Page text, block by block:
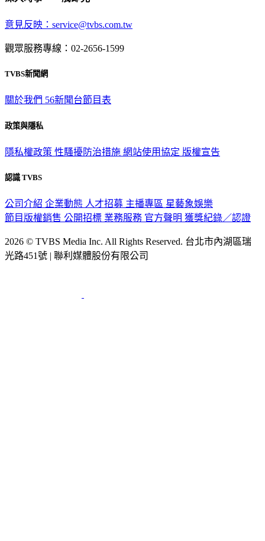
意見反映：service@tvbs.com.tw
觀眾服務專線：02-2656-1599
TVBS新聞網
關於我們 56新聞台節目表
政策與隱私
隱私權政策 性騷擾防治措施 網站使用協定 版權宣告
認識 TVBS
公司介紹 企業動態 人才招募 主播專區 星藝象娛樂
節目版權銷售 公開招標 業務服務 官方聲明 獲獎紀錄／認證
2026 © TVBS Media Inc. All Rights Reserved. 台北市內湖區瑞
光路451號 | 聯利媒體股份有限公司